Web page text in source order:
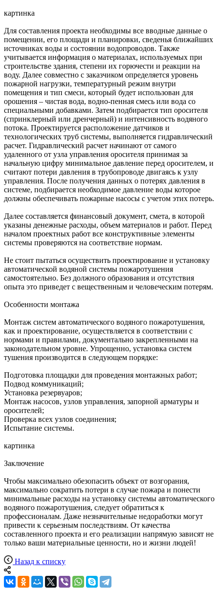
картинка
Для составления проекта необходимы все вводные данные о
помещении, его площади и планировки, сведенья ближайших
источниках воды и состоянии водопроводов. Также
учитывается информация о материалах, используемых при
строительстве здания, степени их горючести и реакции на
воду. Далее совместно с заказчиком определяется уровень
пожарной нагрузки, температурный режим внутри
помещения и тип смеси, который будет использован для
орошения – чистая вода, водно-пенная смесь или вода со
специальными добавками. Затем подбирается тип оросителя
(спринклерный или дренчерный) и интенсивность водяного
потока. Проектируется расположение датчиков и
технологических труб системы, выполняется гидравлический
расчет. Гидравлический расчет начинают от самого
удаленного от узла управления оросителя принимая за
начальную цифру минимальное давление перед оросителем, и
считают потери давления в трубопроводе двигаясь к узлу
управления. После получения данных о потерях давления в
системе, подбирается необходимое давление воды которое
должны обеспечивать пожарные насосы с учетом этих потерь.
Далее составляется финансовый документ, смета, в которой
указаны денежные расходы, объем материалов и работ. Перед
началом проектных работ все конструктивные элементы
системы проверяются на соответствие нормам.
Не стоит пытаться осуществить проектирование и установку
автоматической водяной системы пожаротушения
самостоятельно. Без должного образования и отсутствия
опыта это приведет с вещественным и человеческим потерям.
Особенности монтажа
Монтаж систем автоматического водяного пожаротушения,
как и проектирование, осуществляется в соответствии с
нормами и правилами, документально закрепленными на
законодательном уровне. Упрощенно, установка систем
тушения производится в следующем порядке:
Подготовка площадки для проведения монтажных работ;
Подвод коммуникаций;
Установка резервуаров;
Монтаж насосов, узлов управления, запорной арматуры и
оросителей;
Проверка всех узлов соединения;
Испытание системы.
картинка
Заключение
Чтобы максимально обезопасить объект от возгорания,
максимально сократить потери в случае пожара и понести
минимальные расходы на установку системы автоматического
водяного пожаротушения, следует обратиться к
профессионалам. Даже незначительные недоработки могут
привести к серьезным последствиям. От качества
составленного проекта и его реализации напрямую зависят не
только ваши материальные ценности, но и жизни людей!
Назад к списку